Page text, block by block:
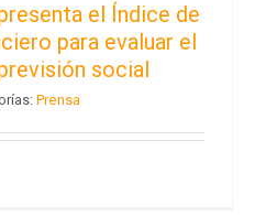
el Índice de
para evaluar el
social
Prensa